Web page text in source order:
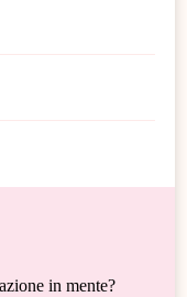
in mente?